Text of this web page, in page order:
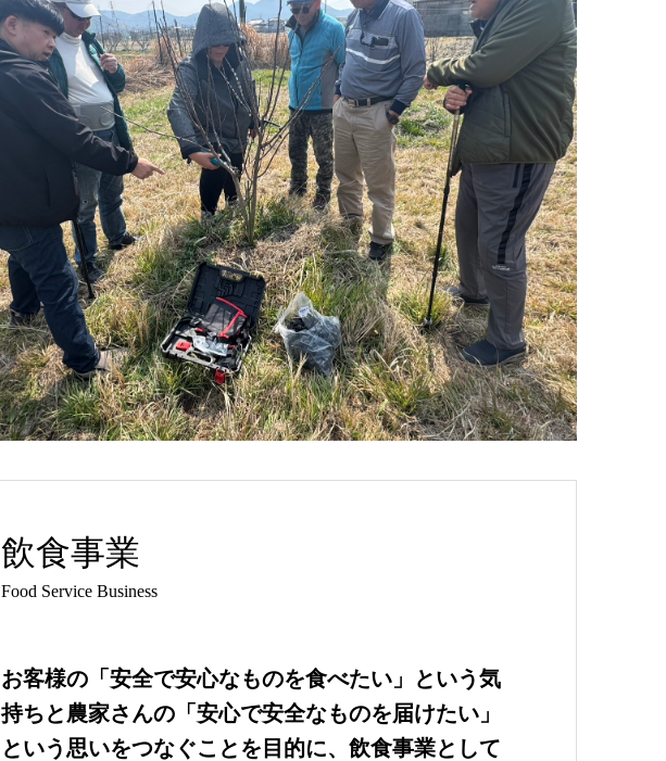
飲食事業
Food Service Business
お客様の「安全で安心なものを食べたい」という気
持ちと農家さんの「安心で安全なものを届けたい」
という思いをつなぐことを目的に、飲食事業として